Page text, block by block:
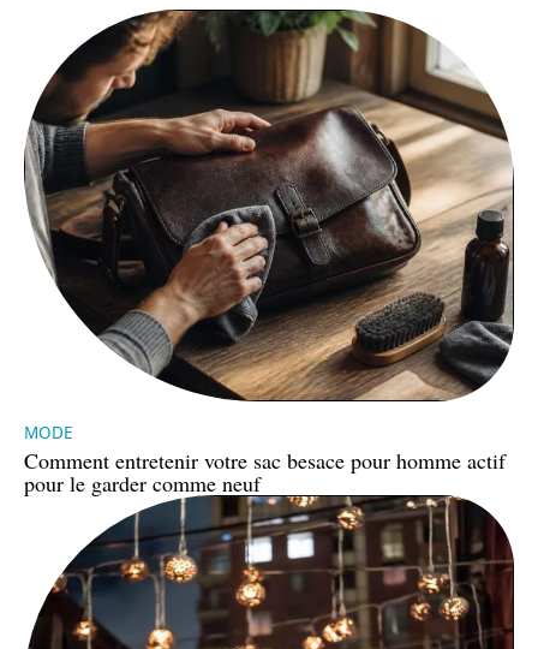
MODE
Comment entretenir votre sac besace pour homme actif
pour le garder comme neuf